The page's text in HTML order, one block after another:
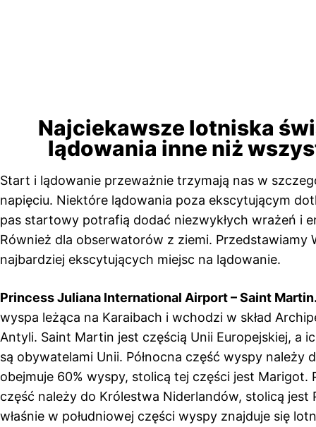
Najciekawsze lotniska
lądowania inne niż
Start i lądowanie przeważnie trzymają nas w
napięciu. Niektóre lądowania poza ekscytującym
pas startowy potrafią dodać niezwykłych wrażeń i
Również dla obserwatorów z ziemi. Przedstawiamy
najbardziej ekscytujących miejsc na lądowanie.
Princess Juliana International Airport – Saint
wyspa leżąca na Karaibach i wchodzi w skład
Antyli. Saint Martin jest częścią Unii Europejskiej, a
są obywatelami Unii. Północna część wyspy należy
obejmuje 60% wyspy, stolicą tej części jest Marigot.
część należy do Królestwa Niderlandów, stolicą jest
właśnie w południowej części wyspy znajduje się